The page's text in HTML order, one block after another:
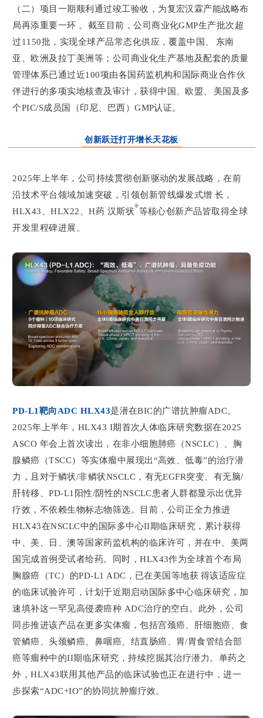
（二）项目一期顺利通过竣工验收，为复宏汉霖产能战略布
局再添重要一环 。截至目前，公司商业化GMP生产批次超
过1150批，实现全球产品常态化供应，覆盖中国、东南
亚、欧洲及拉丁美洲等；公司商业化生产基地及配套的质量
管理体系已通过近100项由各国药监机构和国际商业合作伙
伴进行的多项实地核查及审计，获得中国、欧盟、美国及多
个PIC/S成员国（印尼、巴西）GMP认证。
创新跃迁打开增长天花板
2025年上半年，公司持续贯彻创新驱动的发展战略，在前
沿技术平台领域加速突破，引领创新管线爆发式增长，
HLX43、HLX22、H药 汉斯状
®
等核心创新产品皆取得全球
开发里程碑进展。
PD-L1靶向ADC HLX43是潜在BIC的广谱抗肿瘤ADC。
2025年上半年，HLX43 I期首次人体临床研究数据在2025
ASCO 年会上首次读出，在非小细胞肺癌（NSCLC）、胸
腺鳞癌（TSCC）等实体瘤中展现出“高效、低毒”的治疗潜
力，且对于鳞状/非鳞状NSCLC，有无EGFR突变、有无脑/
肝转移、PD-L1阳性/阴性的NSCLC患者人群都显示出优异
疗效，不依赖生物标志物筛选。目前，公司正全力推进
HLX43在NSCLC中的国际多中心II期临床研究，累计获得
中、美、日、澳等国家药监机构的临床许可，并在中、美两
国完成首例受试者给药。同时，HLX43作为全球首个布局
胸腺癌（TC）的PD-L1 ADC，已在美国等地获得该适应症
的临床试验许可，计划于近期启动国际多中心临床研究，加
速填补这一罕见高侵袭癌种 ADC治疗的空白。此外，公司
同步推进该产品在更多实体瘤，包括宫颈癌、肝细胞癌、食
管鳞癌、头颈鳞癌、鼻咽癌、结直肠癌、胃/胃食管结合部
癌等瘤种中的II期临床研究，持续挖掘其治疗潜力。单药之
外，HLX43联用其他产品的临床试验也正在进行中，进一
步探索“ADC+IO”的协同抗肿瘤疗效。